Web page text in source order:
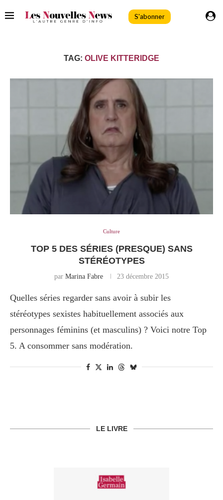
S'abonner
TAG: OLIVE KITTERIDGE
Culture
TOP 5 DES SÉRIES (PRESQUE) SANS
STÉRÉOTYPES
par Marina Fabre 23 décembre 2015
Quelles séries regarder sans avoir à subir les
stéréotypes sexistes habituellement associés aux
personnages féminins (et masculins) ? Voici notre Top
5. A consommer sans modération.
LE LIVRE